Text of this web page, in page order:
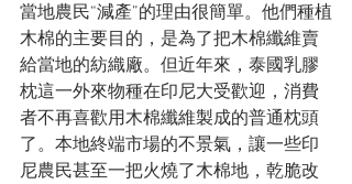
當地農民“減產”的理由很簡單。他們種植
木棉的主要目的，是為了把木棉纖維賣
給當地的紡織廠。但近年來，泰國乳膠
枕這一外來物種在印尼大受歡迎，消費
者不再喜歡用木棉纖維製成的普通枕頭
了。本地終端市場的不景氣，讓一些印
尼農民甚至一把火燒了木棉地，乾脆改